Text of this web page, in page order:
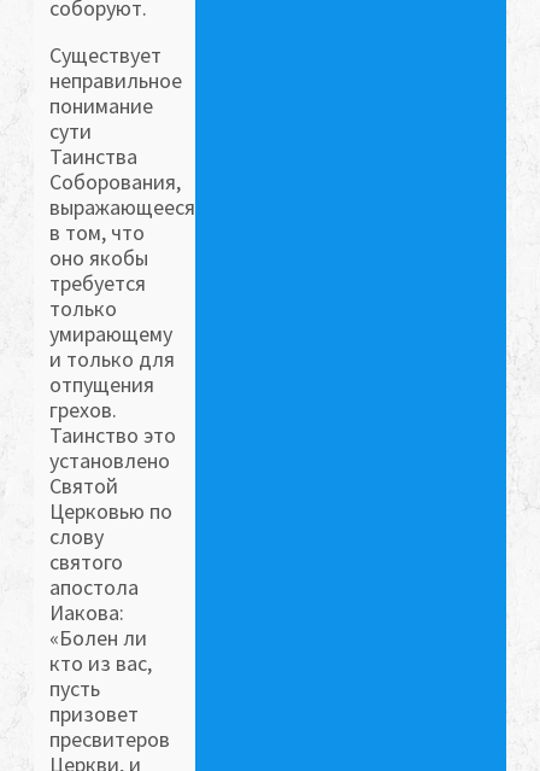
соборуют.
Существует
неправильное
понимание
сути
Таинства
Соборования,
выражающееся
в том, что
оно якобы
требуется
только
умирающему
и только для
отпущения
грехов.
Таинство это
установлено
Святой
Церковью по
слову
святого
апостола
Иакова:
«Болен ли
кто из вас,
пусть
призовет
пресвитеров
Церкви, и